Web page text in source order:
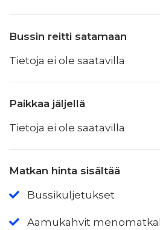
Bussin reitti satamaan
Tietoja ei ole saatavilla
Paikkaa jäljellä
Tietoja ei ole saatavilla
Matkan hinta sisältää
Bussikuljetukset
Aamukahvit